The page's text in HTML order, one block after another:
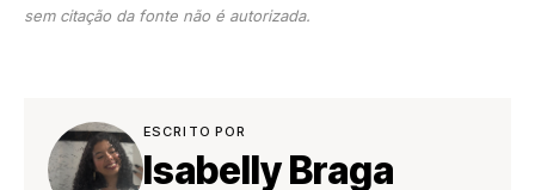
sem citação da fonte não é autorizada.
ESCRITO POR
Isabelly Braga